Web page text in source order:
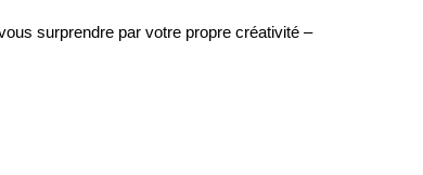
surprendre par votre propre créativité –